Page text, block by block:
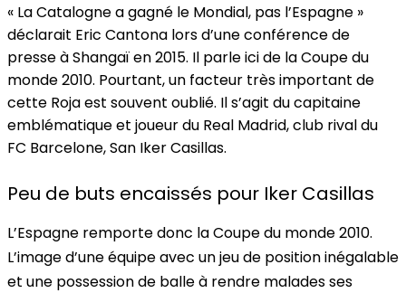
« La Catalogne a gagné le Mondial, pas l’Espagne »
déclarait Eric Cantona lors d’une conférence de
presse à Shangaï en 2015. Il parle ici de la Coupe du
monde 2010. Pourtant, un facteur très important de
cette Roja est souvent oublié. Il s’agit du capitaine
emblématique et joueur du Real Madrid, club rival du
FC Barcelone, San Iker Casillas.
Peu de buts encaissés pour Iker Casillas
L’Espagne remporte donc la Coupe du monde 2010.
L’image d’une équipe avec un jeu de position inégalable
et une possession de balle à rendre malades ses